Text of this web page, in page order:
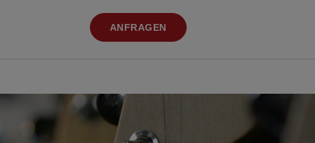
ANFRAGEN